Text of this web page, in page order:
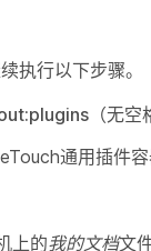
执行以下步骤。
（无
通用插件容
上的我的文档文